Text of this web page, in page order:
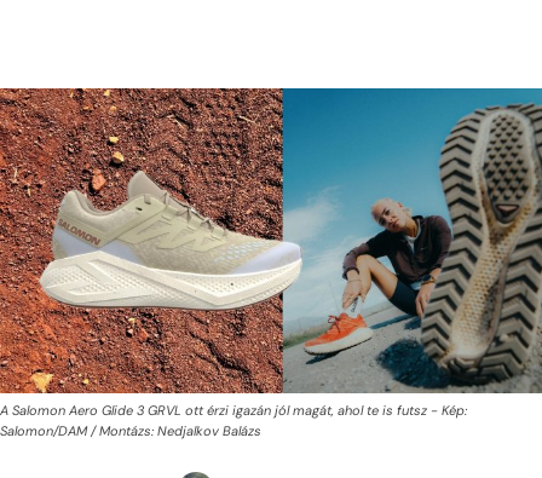
A Salomon Aero Glide 3 GRVL ott érzi igazán jól magát, ahol te is futsz - Kép:
Salomon/DAM / Montázs: Nedjalkov Balázs